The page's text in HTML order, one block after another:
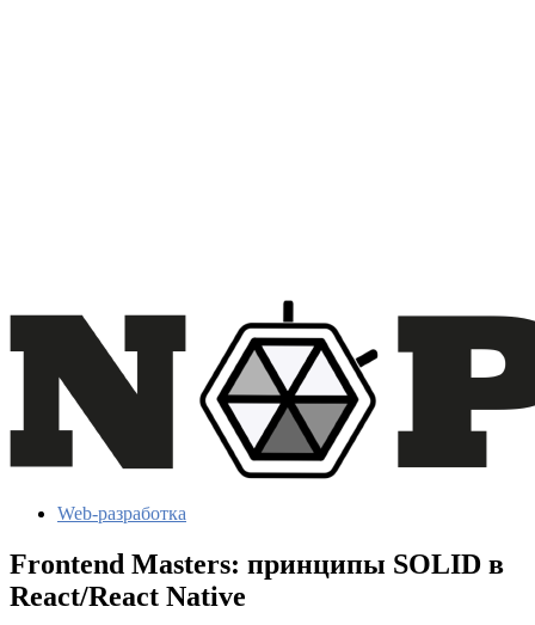
Web-разработка
Frontend Masters: принципы SOLID в
React/React Native